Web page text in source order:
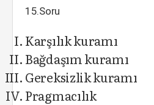
15.Soru
Karşılık kuramı
Bağdaşım kuramı
Gereksizlik kuramı
Pragmacılık